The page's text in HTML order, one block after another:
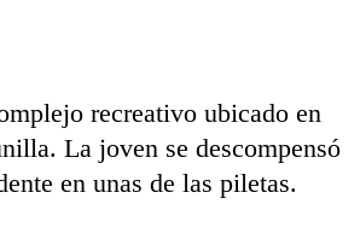
recreativo ubicado en
La joven se descompensó
en unas de las piletas.